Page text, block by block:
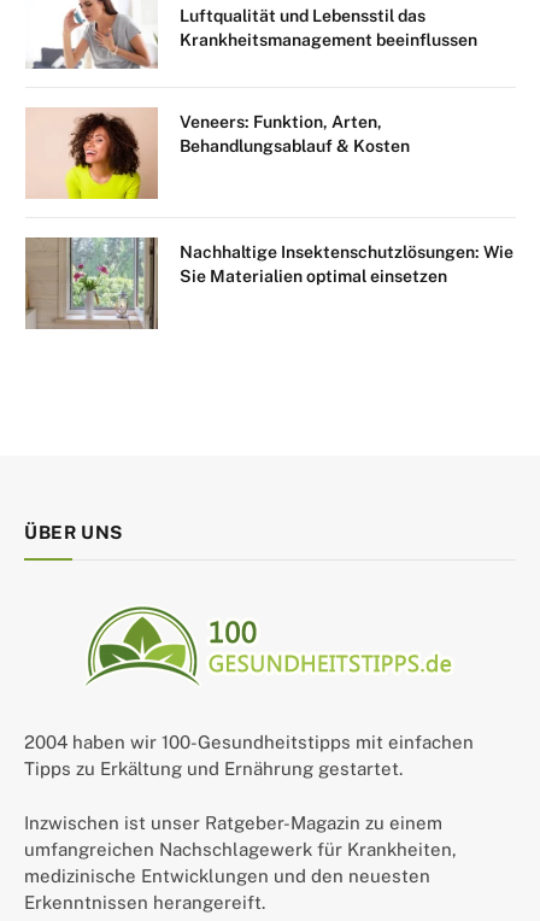
Luftqualität und Lebensstil das
Krankheitsmanagement beeinflussen
Veneers: Funktion, Arten,
Behandlungsablauf & Kosten
Nachhaltige Insektenschutzlösungen: Wie
Sie Materialien optimal einsetzen
ÜBER UNS
2004 haben wir 100-Gesundheitstipps mit einfachen
Tipps zu Erkältung und Ernährung gestartet.
Inzwischen ist unser Ratgeber-Magazin zu einem
umfangreichen Nachschlagewerk für Krankheiten,
medizinische Entwicklungen und den neuesten
Erkenntnissen herangereift.